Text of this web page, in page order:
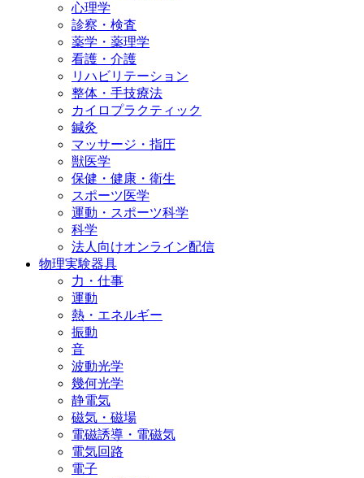
心理学
診察・検査
薬学・薬理学
看護・介護
リハビリテーション
整体・手技療法
カイロプラクティック
鍼灸
マッサージ・指圧
獣医学
保健・健康・衛生
スポーツ医学
運動・スポーツ科学
科学
法人向けオンライン配信
物理実験器具
力・仕事
運動
熱・エネルギー
振動
音
波動光学
幾何光学
静電気
磁気・磁場
電磁誘導・電磁気
電気回路
電子